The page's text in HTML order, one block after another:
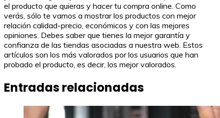
el producto que quieras y hacer tu compra online. Como
verás, sólo te vamos a mostrar los productos con mejor
relación calidad-precio, económicos y con las mejores
opiniones. Debes saber que tienes la mejor garantía y
confianza de las tiendas asociadas a nuestra web. Estos
artículos son los más valorados por los usuarios que han
probado el producto, es decir, los mejor valorados.
Entradas relacionadas